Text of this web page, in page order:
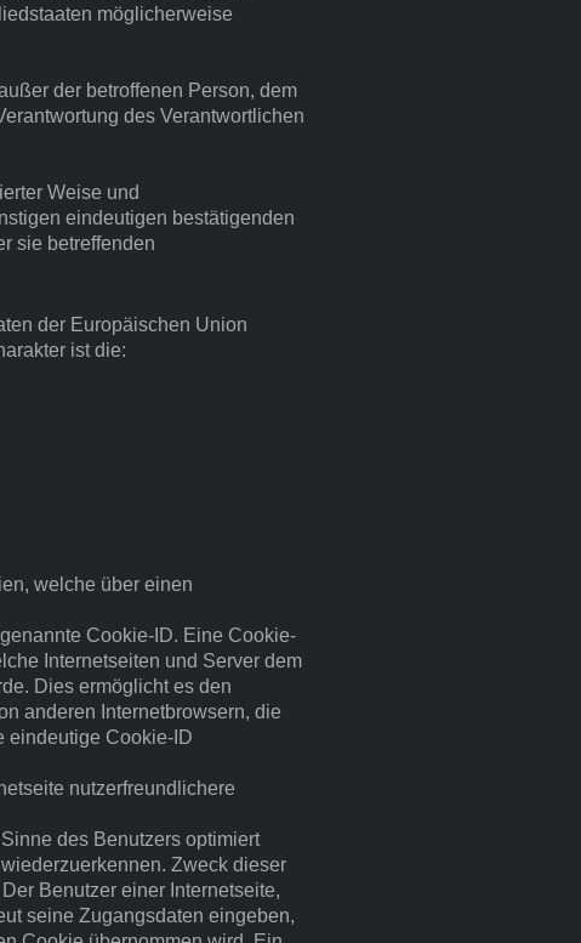
möglicherweise
der betroffenen Person, dem
des Verantwortlichen
Weise und
eindeutigen bestätigenden
sie betreffenden
der Europäischen Union
ist die:
welche über einen
Cookie-ID. Eine Cookie-
Internetseiten und Server dem
Dies ermöglicht es den
anderen Internetbrowsern, die
eindeutige Cookie-ID
nutzerfreundlichere
des Benutzers optimiert
Zweck dieser
Benutzer einer Internetseite,
seine Zugangsdaten eingeben,